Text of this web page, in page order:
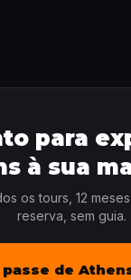
para
à sua
os tours, 12
reserva, sem guia.
de